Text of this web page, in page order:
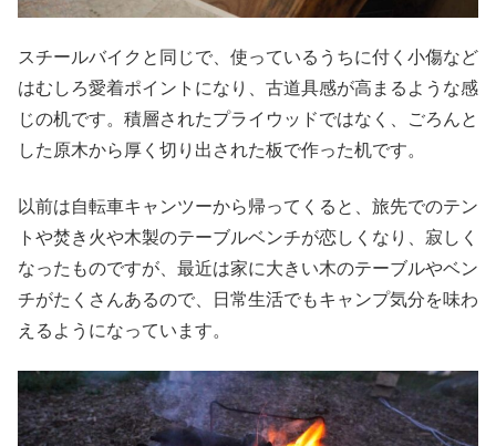
スチールバイクと同じで、使っているうちに付く小傷など
はむしろ愛着ポイントになり、古道具感が高まるような感
じの机です。積層されたプライウッドではなく、ごろんと
した原木から厚く切り出された板で作った机です。
以前は自転車キャンツーから帰ってくると、旅先でのテン
トや焚き火や木製のテーブルベンチが恋しくなり、寂しく
なったものですが、最近は家に大きい木のテーブルやベン
チがたくさんあるので、日常生活でもキャンプ気分を味わ
えるようになっています。